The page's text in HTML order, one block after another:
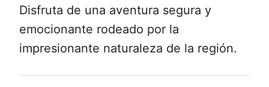
Disfruta de una aventura segura y
emocionante rodeado por la
impresionante naturaleza de la región.